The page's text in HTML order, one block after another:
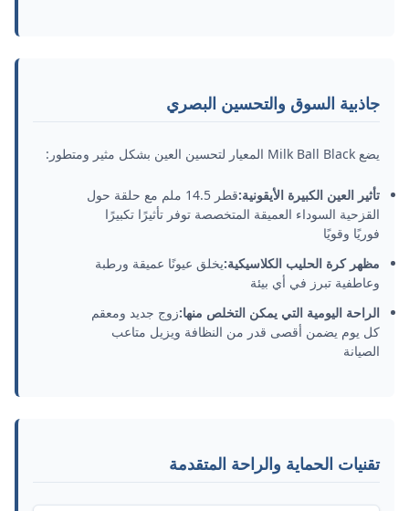
جاذبية السوق والتحسين البصري
يضع Milk Ball Black المعيار لتحسين العين بشكل مثير ومتطور:
تأثير العين الكبيرة الأيقونية:
قطر 14.5 ملم مع حلقة حول
القزحية السوداء العميقة المتخصصة توفر تأثيرًا تكبيرًا
فوريًا وقويًا
مظهر كرة الحليب الكلاسيكية:يخلق عيونًا عميقة ورطبة
وعاطفية تبرز في أي بيئة
الراحة اليومية التي يمكن التخلص منها:زوج جديد ومعقم
كل يوم يضمن أقصى قدر من النظافة ويزيل متاعب
الصيانة
تقنيات الحماية والراحة المتقدمة